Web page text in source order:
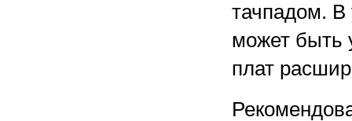
тачпадом.
может быть
плат